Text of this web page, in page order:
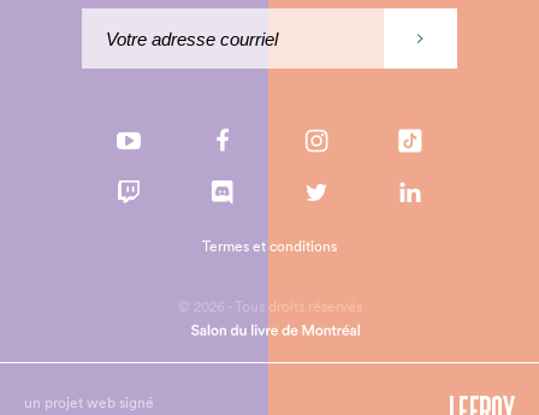
© 2026 - Tous droits réservés
Termes et conditions
un projet web signé